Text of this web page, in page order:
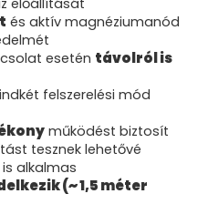
és aktív magnéziumanód
esetén távolról is
felszerelési mód
működést biztosít
tesznek lehetővé
alkalmas
(~ 1,5 méter